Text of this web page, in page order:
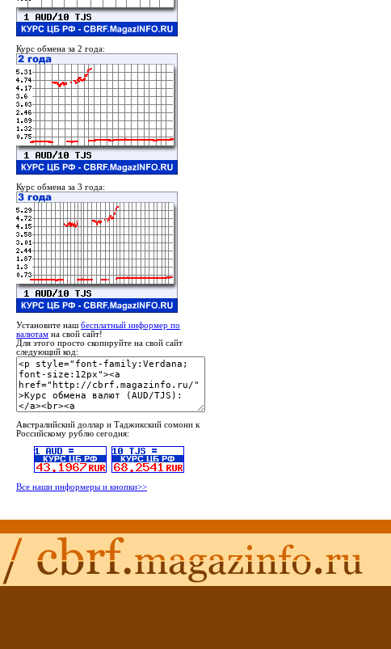
Курс обмена за 2 года:
Курс обмена за 3 года:
Установите наш бесплатный информер по
валютам на свой сайт!
Для этого просто скопируйте на свой сайт
следующий код:
Австралийский доллар и Таджикский сомони к
Российскому рублю сегодня:
Все наши информеры и кнопки>>